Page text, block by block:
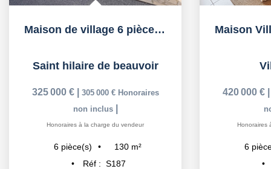
Maison de village 6 pièces 130 m²
Saint hilaire de beauvoir
325 000 € 305 000 € Honoraires
non inclus
Honoraires à la charge du vendeur
6 pièce(s) 130 m²
Réf : S187
420 000 €
Honoraires
6